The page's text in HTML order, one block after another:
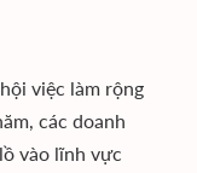
việc làm rộng
các doanh
vào lĩnh vực